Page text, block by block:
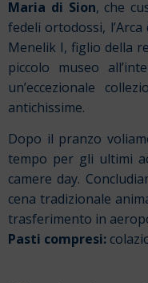
Maria di Sion, che
fedeli ortodossi,
Menelik I, figlio della
piccolo museo
un’eccezionale
antichissime.
Dopo il pranzo
tempo per gli ultimi
camere day.
cena tradizionale
trasferimento in
Pasti compresi: